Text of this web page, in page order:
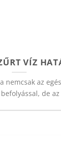
VÍZ
nemcsak az
de